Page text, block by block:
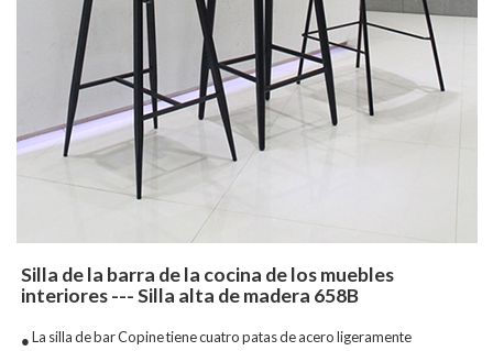
Silla de la barra de la cocina de los muebles
interiores --- Silla alta de madera 658B
● La silla de bar Copine tiene cuatro patas de acero ligeramente